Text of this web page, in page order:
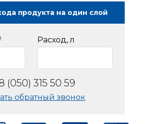
продукта на один слой
Расход, л
(050) 315 50 59
обратный звонок